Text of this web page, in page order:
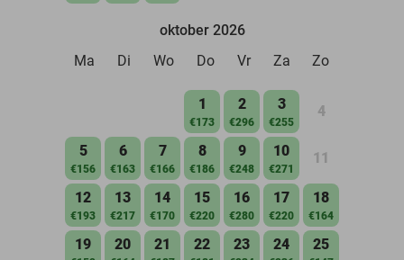
oktober 2026
Ma
Di Wo Do Vr Za Zo
1
€173
2
€296
3
€255
4
5
€156
6
€163
7
€166
8
€186
9
€248
10
€271
11
12
€193
13
€217
14
€170
15
€220
16
€280
17
€220
18
€164
19 20 21 22 23 24 25